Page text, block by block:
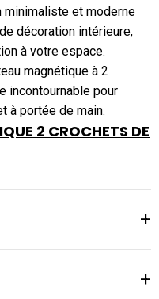
et moderne
décoration intérieure,
à votre espace.
magnétique à 2
incontournable pour
à portée de main.
2 CROCHETS DE